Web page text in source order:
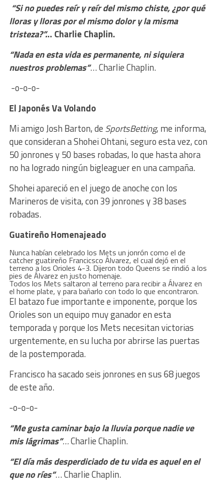
“Si no puedes reír y reír del mismo chiste, ¿por qué
lloras y lloras por el mismo dolor y la misma
tristeza?”... Charlie Chaplin.
“Nada en esta vida es permanente, ni siquiera
nuestros problemas”… Charlie Chaplin.
-o-o-o-
El Japonés Va Volando
Mi amigo Josh Barton, de SportsBetting, me informa,
que consideran a Shohei Ohtani, seguro esta vez, con
50 jonrones y 50 bases robadas, lo que hasta ahora
no ha logrado ningún bigleaguer en una campaña.
Shohei apareció en el juego de anoche con los
Marineros de visita, con 39 jonrones y 38 bases
robadas.
Guatireño Homenajeado
Nunca habían celebrado los Mets un jonrón como el de
catcher guatireño Francicsco Álvarez, el cual dejó en el
terreno a los Orioles 4-3. Dijeron todo Queens se rindió a los
pies de Álvarez en justo homenaje.
Todos los Mets saltaron al terreno para recibir a Álvarez en
el home plate, y para bañarlo con todo lo que encontraron.
El batazo fue importante e imponente, porque los
Orioles son un equipo muy ganador en esta
temporada y porque los Mets necesitan victorias
urgentemente, en su lucha por abrirse las puertas
de la postemporada.
Francisco ha sacado seis jonrones en sus 68 juegos
de este año.
-o-o-o-
“Me gusta caminar bajo la lluvia porque nadie ve
mis lágrimas”…Charlie Chaplin.
“El día más desperdiciado de tu vida es aquel en el
que no ríes”… Charlie Chaplin.